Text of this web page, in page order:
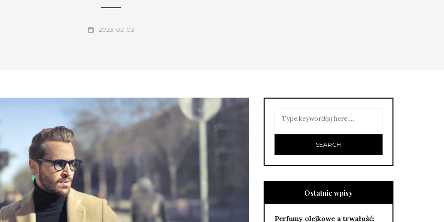
2023-02-03
Ostatnie wpisy
Perfumy olejkowe a trwałość: